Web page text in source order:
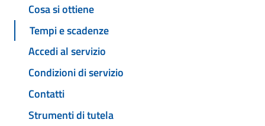
Cosa si ottiene
Tempi e scadenze
Accedi al servizio
Condizioni di servizio
Contatti
Strumenti di tutela